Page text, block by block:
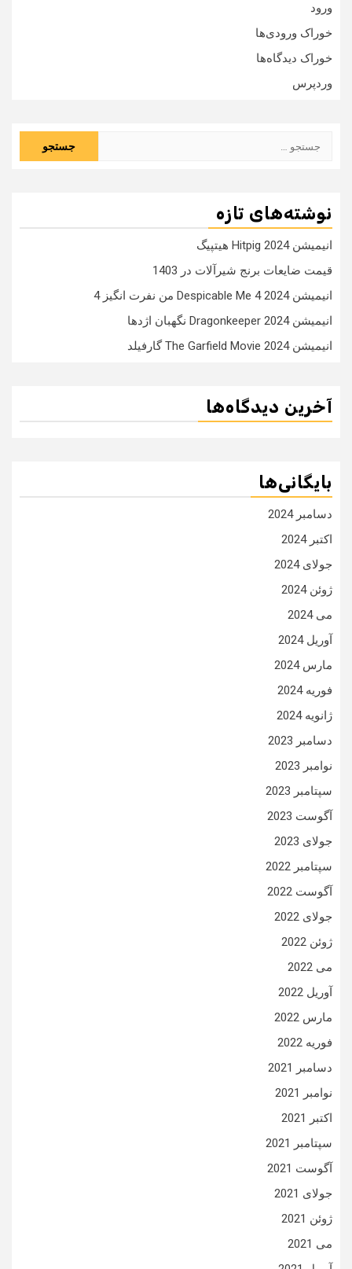
ورود
خوراک ورودی‌ها
خوراک دیدگاه‌ها
وردپرس
نوشته‌های تازه
انیمیشن Hitpig 2024 هیتپیگ
قیمت ضایعات برنج شیرآلات در 1403
انیمیشن Despicable Me 4 2024 من نفرت انگیز 4
انیمیشن Dragonkeeper 2024 نگهبان اژدها
انیمیشن The Garfield Movie 2024 گارفیلد
آخرین دیدگاه‌ها
بایگانی‌ها
دسامبر 2024
اکتبر 2024
جولای 2024
ژوئن 2024
می 2024
آوریل 2024
مارس 2024
فوریه 2024
ژانویه 2024
دسامبر 2023
نوامبر 2023
سپتامبر 2023
آگوست 2023
جولای 2023
سپتامبر 2022
آگوست 2022
جولای 2022
ژوئن 2022
می 2022
آوریل 2022
مارس 2022
فوریه 2022
دسامبر 2021
نوامبر 2021
اکتبر 2021
سپتامبر 2021
آگوست 2021
جولای 2021
ژوئن 2021
می 2021